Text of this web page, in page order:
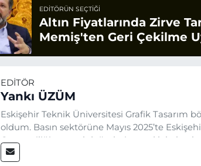
EDITÖRÜN SEÇTIĞI
Altın Fiyatlarında Zirve
Memiş'ten Geri Çekilme
EDITÖR
Yankı ÜZÜM
Eskişehir Teknik Üniversitesi Grafik Tasarım
oldum. Basın sektörüne Mayıs 2025’te
Gazeteciliğin temel değerlerine sadık kalarak
Eskişehir gündemini en doğru ve sıcak